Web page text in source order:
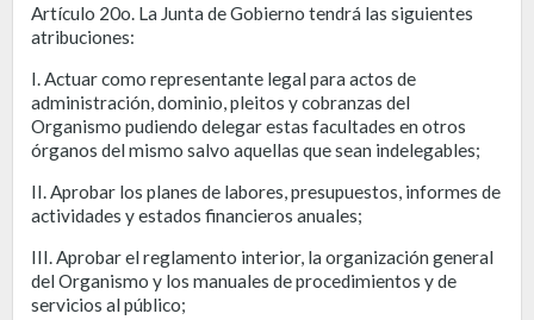
Artículo 20o. La Junta de Gobierno tendrá las siguientes
atribuciones:
I. Actuar como representante legal para actos de
administración, dominio, pleitos y cobranzas del
Organismo pudiendo delegar estas facultades en otros
órganos del mismo salvo aquellas que sean indelegables;
II. Aprobar los planes de labores, presupuestos, informes de
actividades y estados financieros anuales;
III. Aprobar el reglamento interior, la organización general
del Organismo y los manuales de procedimientos y de
servicios al público;